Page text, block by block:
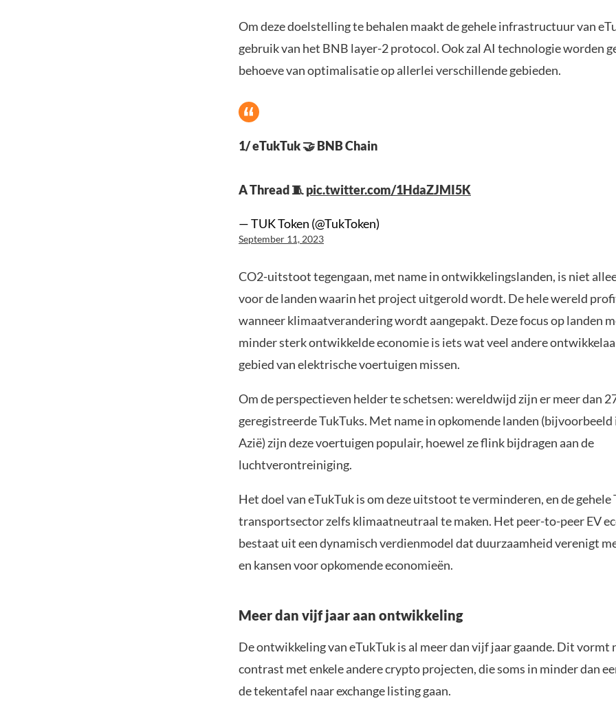
Om deze doelstelling te behalen maakt de gehele infrastructuur van
gebruik van het BNB layer-2 protocol. Ook zal AI technologie worden
behoeve van optimalisatie op allerlei verschillende gebieden.
1/ eTukTuk 🤝 BNB Chain
A Thread 🧵pic.twitter.com/1HdaZJMI5K
— TUK Token (@TukToken)
September 11, 2023
CO2-uitstoot tegengaan, met name in ontwikkelingslanden, is niet
voor de landen waarin het project uitgerold wordt. De hele wereld
wanneer klimaatverandering wordt aangepakt. Deze focus op landen
minder sterk ontwikkelde economie is iets wat veel andere
gebied van elektrische voertuigen missen.
Om de perspectieven helder te schetsen: wereldwijd zijn er meer dan
geregistreerde TukTuks. Met name in opkomende landen
Azië) zijn deze voertuigen populair, hoewel ze flink bijdragen aan de
luchtverontreiniging.
Het doel van eTukTuk is om deze uitstoot te verminderen, en de gehele
transportsector zelfs klimaatneutraal te maken. Het peer-to-peer EV
bestaat uit een dynamisch verdienmodel dat duurzaamheid verenigt
en kansen voor opkomende economieën.
Meer dan vijf jaar aan ontwikkeling
De ontwikkeling van eTukTuk is al meer dan vijf jaar gaande. Dit vormt
contrast met enkele andere crypto projecten, die soms in minder dan
de tekentafel naar exchange listing gaan.